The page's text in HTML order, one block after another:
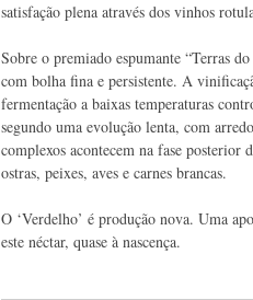
satisfação plena através dos vinhos
Sobre o premiado espumante “Terras
com bolha fina e persistente. A
fermentação a baixas temperaturas
segundo uma evolução lenta, com
complexos acontecem na fase posterior
ostras, peixes, aves e carnes brancas.
O ‘Verdelho’ é produção nova. Uma
este néctar, quase à nascença.